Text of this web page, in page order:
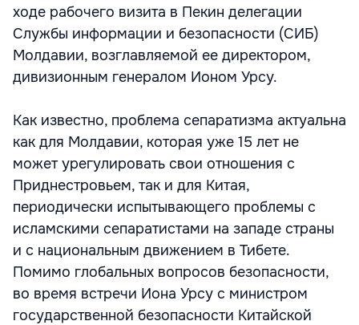
ходе рабочего визита в Пекин делегации
Службы информации и безопасности (СИБ)
Молдавии, возглавляемой ее директором,
дивизионным генералом Ионом Урсу.
Как известно, проблема сепаратизма актуальна
как для Молдавии, которая уже 15 лет не
может урегулировать свои отношения с
Приднестровьем, так и для Китая,
периодически испытывающего проблемы с
исламскими сепаратистами на западе страны
и с национальным движением в Тибете.
Помимо глобальных вопросов безопасности,
во время встречи Иона Урсу с министром
государственной безопасности Китайской